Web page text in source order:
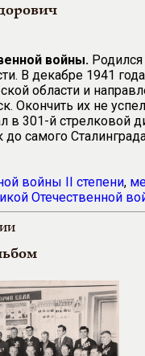
войны. Родился
В декабре 1941
области и
Окончить их не
301-й стрелковой
самого
войны II степени,
Отечественной